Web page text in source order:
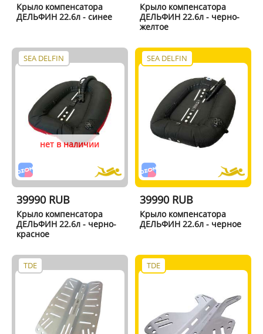
Крыло компенсатора
ДЕЛЬФИН 22.6л - синее
Крыло компенсатора
ДЕЛЬФИН 22.6л - черно-
желтое
SEA DELFIN
нет в наличии
39990 RUB
Крыло компенсатора
ДЕЛЬФИН 22.6л - черно-
красное
SEA DELFIN
39990 RUB
Крыло компенсатора
ДЕЛЬФИН 22.6л - черное
TDE TDE